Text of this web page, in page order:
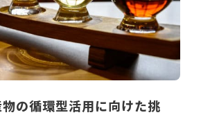
の循環型活用に向けた挑